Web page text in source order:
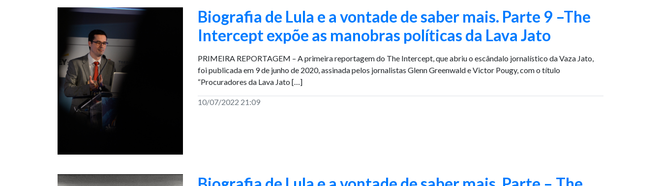
Biografia de Lula e a vontade de saber mais. Parte 9 –The
Intercept expõe as manobras políticas da Lava Jato
PRIMEIRA REPORTAGEM – A primeira reportagem do The Intercept, que abriu o escândalo jornalístico da Vaza Jato,
foi publicada em 9 de junho de 2020, assinada pelos jornalistas Glenn Greenwald e Victor Pougy, com o título
“Procuradores da Lava Jato […]
10/07/2022 21:09